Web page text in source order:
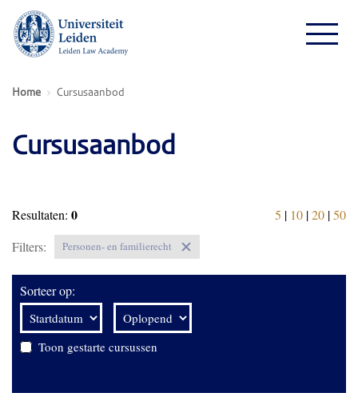
Home Cursusaanbod
Cursusaanbod
Resultaten: 0 5 | 10 |20 |50
Filters:
Personen- en familierecht
Sorteer op:
Toon gestarte cursussen